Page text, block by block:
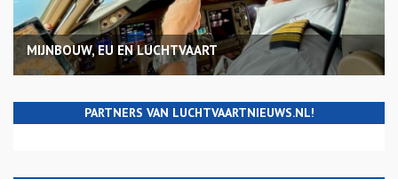
MIJNBOUW, EU EN LUCHTVAART
PARTNERS VAN LUCHTVAARTNIEUWS.NL!